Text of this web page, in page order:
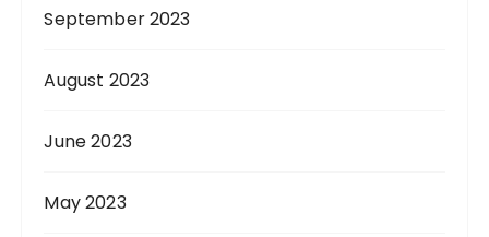
September 2023
August 2023
June 2023
May 2023